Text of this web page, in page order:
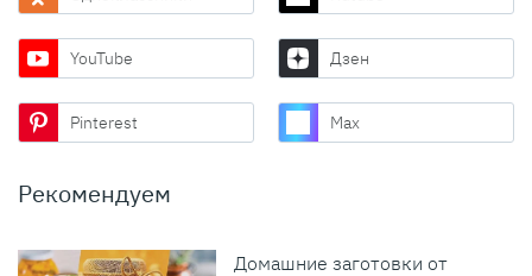
YouTube Дзен
Pinterest Max
Рекомендуем
Домашние заготовки от